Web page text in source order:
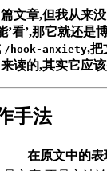
文章,但我从来
’看’,那它就还是
/hook-anxiety,把
读的,其实它应
手法
在原文中的表